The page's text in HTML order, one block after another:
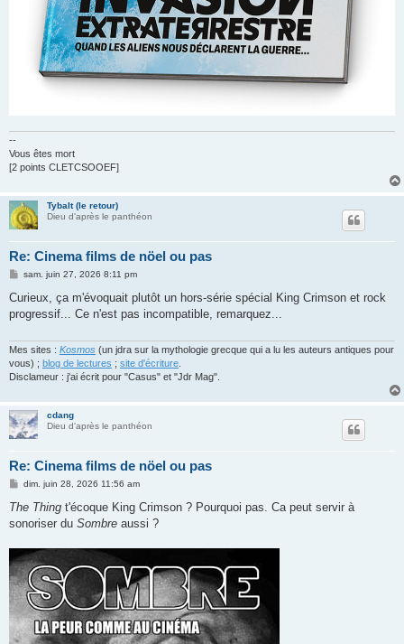
--
Vous êtes mort
[2 points CLETCSOOEF]
Tybalt (le retour)
Dieu d'après le panthéon
Re: Cinema films de nöel ou pas
M
s
a
sam. juin 27, 2026 8:11 pm
Curieux, ça m'évoquait plutôt un hors-série spécial King Crimson et rock
progressif... Ce n'est pas incompatible, remarquez...
Mes sites : Kosmos (un jdra sur la mythologie grecque qui a lu les auteurs antiques pour
vous) ; blog de lectures ; site d'écriture
Disclameur : j'ai écrit pour "Casus" et "Jdr Mag".
cdang
Dieu d'après le panthéon
Re: Cinema films de nöel ou pas
M
s
a
e
dim. juin 28, 2026 11:56 am
The Thing t'écoque King Crimson ? Pourquoi pas. Ca peut servir à
sonoriser du Sombre aussi ?